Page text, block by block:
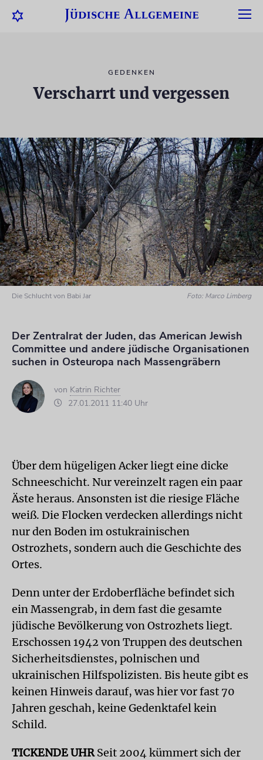
GEDENKEN
Verscharrt und vergessen
Die Schlucht von Babi Jar Foto: Marco Limberg
Der Zentralrat der Juden, das American Jewish
Committee und andere jüdische Organisationen
suchen in Osteuropa nach Massengräbern
von Katrin Richter
27.01.2011 11:40 Uhr
Über dem hügeligen Acker liegt eine dicke
Schneeschicht. Nur vereinzelt ragen ein paar
Äste heraus. Ansonsten ist die riesige Fläche
weiß. Die Flocken verdecken allerdings nicht
nur den Boden im ostukrainischen
Ostrozhets, sondern auch die Geschichte des
Ortes.
Denn unter der Erdoberfläche befindet sich
ein Massengrab, in dem fast die gesamte
jüdische Bevölkerung von Ostrozhets liegt.
Erschossen 1942 von Truppen des deutschen
Sicherheitsdienstes, polnischen und
ukrainischen Hilfspolizisten. Bis heute gibt es
keinen Hinweis darauf, was hier vor fast 70
Jahren geschah, keine Gedenktafel kein
Schild.
TICKENDE UHRSeit 2004 kümmert sich der